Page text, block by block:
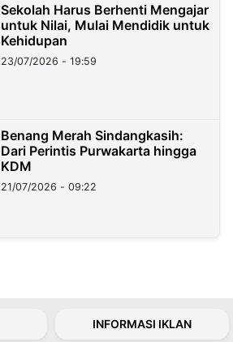
Sekolah Harus Berhenti Mengajar
untuk Nilai, Mulai Mendidik untuk
Kehidupan
23/07/2026 - 19:59
Benang Merah Sindangkasih:
Dari Perintis Purwakarta hingga
KDM
21/07/2026 - 09:22
INFORMASI IKLAN